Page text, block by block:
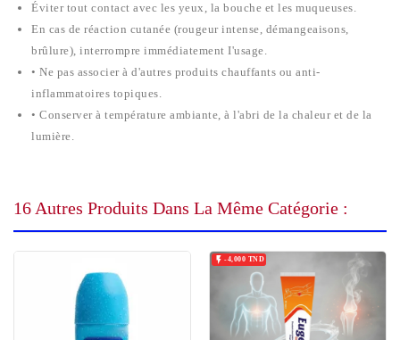
Éviter tout contact avec les yeux, la bouche et les muqueuses.
En cas de réaction cutanée (rougeur intense, démangeaisons,
brûlure), interrompre immédiatement I'usage.
• Ne pas associer à d'autres produits chauffants ou anti-
inflammatoires topiques.
• Conserver à température ambiante, à l'abri de la chaleur et de la
lumière.
16 Autres Produits Dans La Même Catégorie :
 -4,000 TND